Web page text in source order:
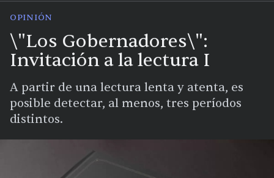
OPINIÓN
\"Los Gobernadores\":
Invitación a la lectura I
A partir de una lectura lenta y atenta, es
posible detectar, al menos, tres períodos
distintos.